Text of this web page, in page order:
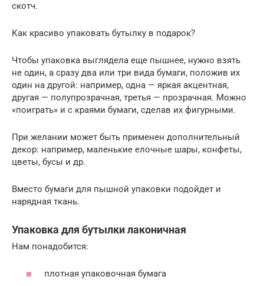
скотч.
Как красиво упаковать бутылку в подарок?
Чтобы упаковка выглядела еще пышнее, нужно взять
не один, а сразу два или три вида бумаги, положив их
один на другой: например, одна — яркая акцентная,
другая — полупрозрачная, третья — прозрачная. Можно
«поиграть» и с краями бумаги, сделав их фигурными.
При желании может быть применен дополнительный
декор: например, маленькие елочные шары, конфеты,
цветы, бусы и др.
Вместо бумаги для пышной упаковки подойдет и
нарядная ткань.
Упаковка для бутылки лаконичная
Нам понадобится:
плотная упаковочная бумага